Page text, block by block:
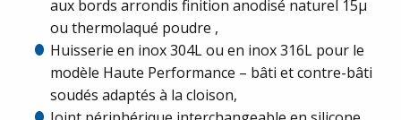
aux bords arrondis finition anodisé naturel 15µ
ou thermolaqué poudre ,
Huisserie en inox 304L ou en inox 316L pour le
modèle Haute Performance – bâti et contre-bâti
soudés adaptés à la cloison,